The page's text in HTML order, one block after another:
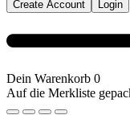
Create Account Login
Dein Warenkorb 0
Auf die Merkliste